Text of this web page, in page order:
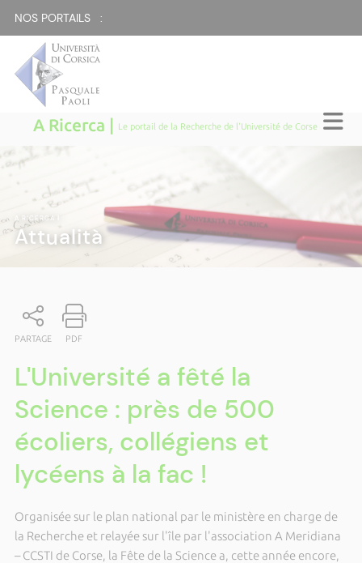
NOS PORTAILS :
A Ricerca | Le portail de la Recherche de l'Université de Corse
A RICERCA
Attualità
PARTAGE PDF
L'Université a fêté la
Science : près de 500
écoliers, collégiens et
lycéens à la fac !
Organisée sur le plan national par le ministère en charge de
la Recherche et relayée sur l'île par l'association A Meridiana
– CCSTI de Corse, la Fête de la Science a, cette année encore,